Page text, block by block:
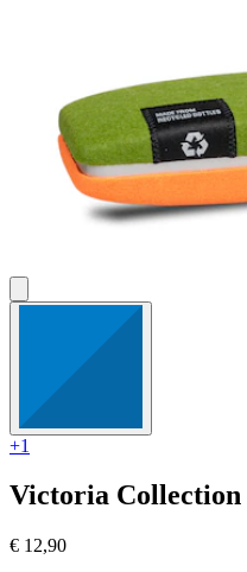
+1
Victoria Collection
€ 12,90